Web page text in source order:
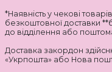
*Наявність у чекові
безкоштовної доставки
до відділення або
Доставка закордон
«Укрпошта» або Нова